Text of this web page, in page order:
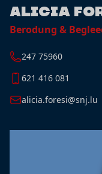
Alicia
Berodung &
247 75960
621 416 081
alicia.foresi@snj.lu